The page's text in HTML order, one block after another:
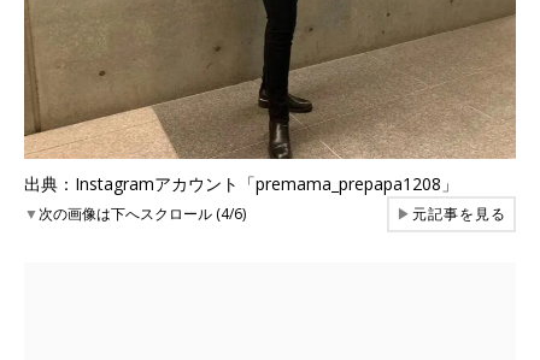
出典：Instagramアカウント「premama_prepapa1208」
▼次の画像は下へスクロール (4/6) ▶元記事を見る